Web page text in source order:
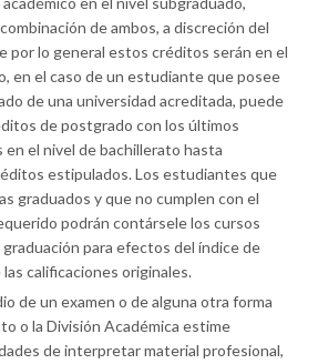
de ambos, a discreción del
por lo general estos créditos serán en el
en el caso de un estudiante que posee
de una universidad acreditada, puede
de postgrado con los últimos
el nivel de bachillerato hasta
estipulados. Los estudiantes que
graduados y que no cumplen con el
podrán contársele los cursos
para efectos del índice de
calificaciones originales.
de un examen o de alguna otra forma
o la División Académica estime
de interpretar material profesional,